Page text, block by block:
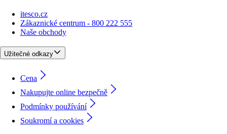
itesco.cz
Zákaznické centrum - 800 222 555
Naše obchody
Užitečné odkazy
Cena
Nakupujte online bezpečně
Podmínky používání
Soukromí a cookies